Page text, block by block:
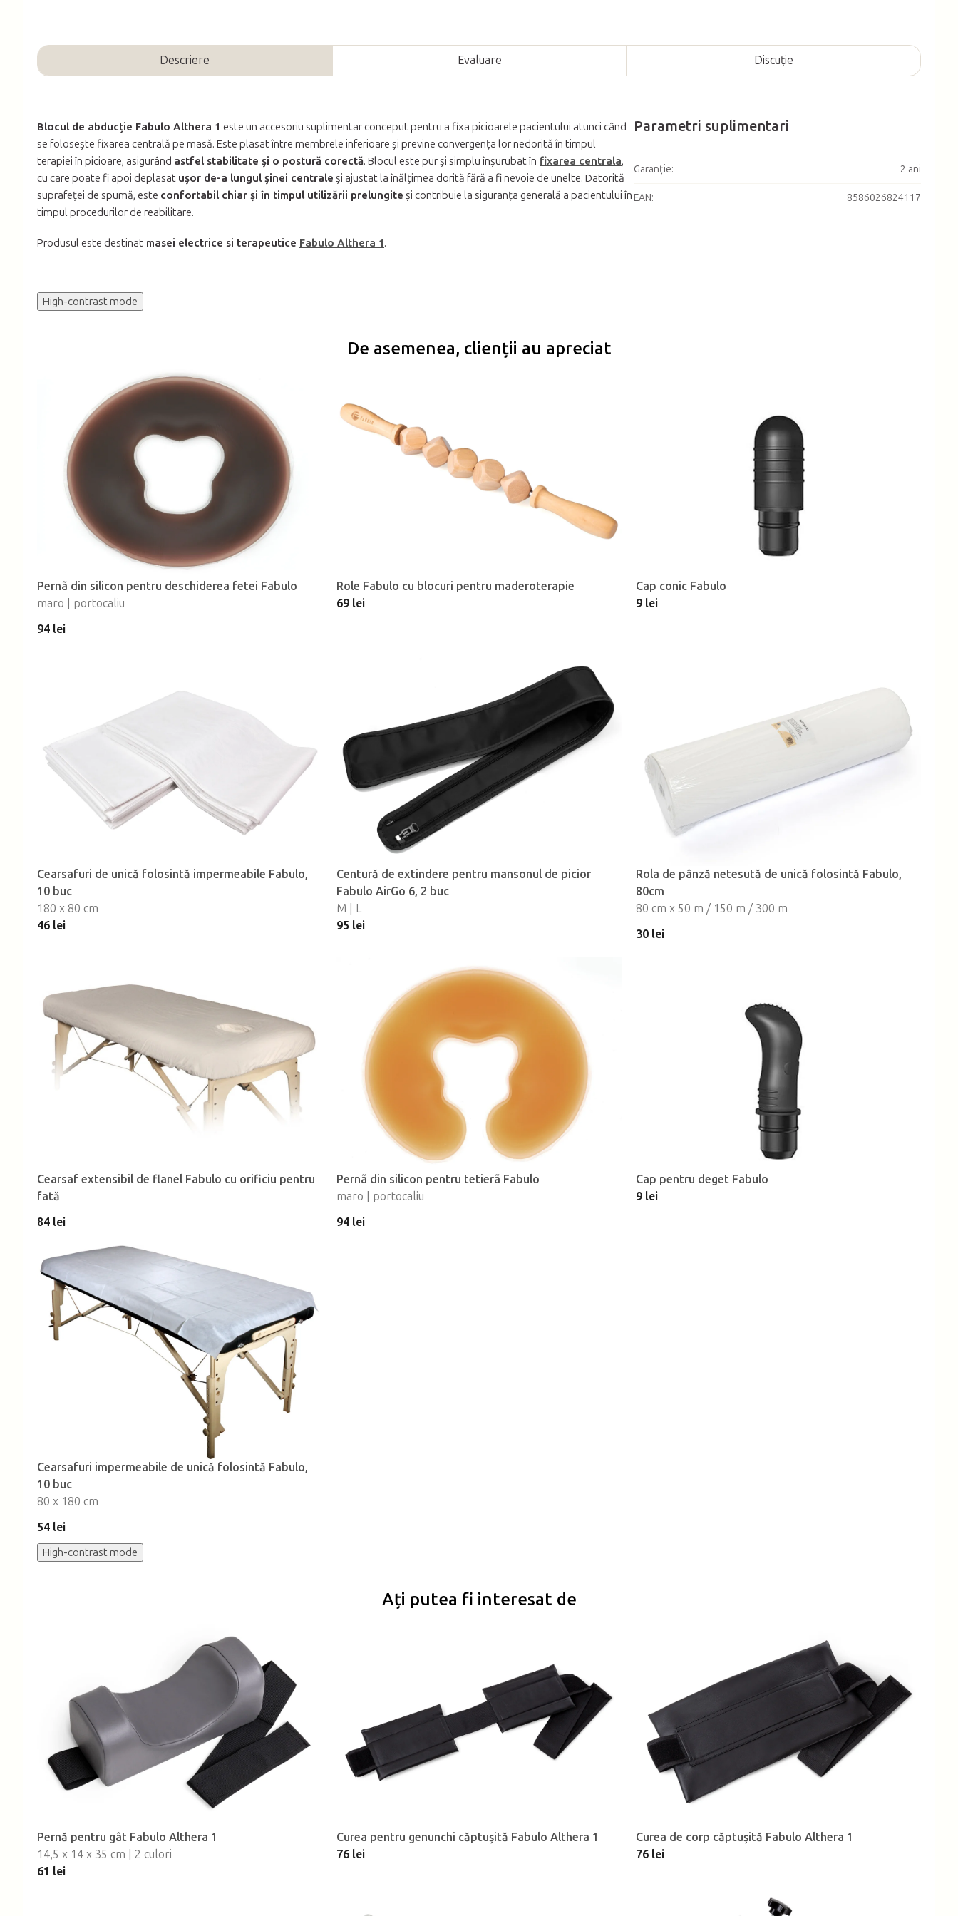
Descriere Evaluare Discuţie
Blocul de abducție Fabulo Althera 1 este un accesoriu suplimentar conceput pentru a fixa picioarele pacientului atunci când
se folosește fixarea centrală pe masă. Este plasat între membrele inferioare și previne convergența lor nedorită în timpul
terapiei în picioare, asigurând astfel stabilitate și o postură corectă. Blocul este pur și simplu înșurubat în fixarea centrala,
cu care poate fi apoi deplasat ușor de-a lungul șinei centrale și ajustat la înălțimea dorită fără a fi nevoie de unelte. Datorită
suprafeței de spumă, este confortabil chiar și în timpul utilizării prelungite și contribuie la siguranța generală a pacientului în
timpul procedurilor de reabilitare.
Produsul este destinat masei electrice si terapeutice Fabulo Althera 1.
Parametri suplimentari
Garanţie: 2 ani
EAN: 8586026824117
High-contrast mode
De asemenea, clienții au apreciat
Pernã din silicon pentru deschiderea fetei Fabulo
maro | portocaliu
94 lei
Role Fabulo cu blocuri pentru maderoterapie
69 lei
Cap conic Fabulo
9 lei
Cearsafuri de unică folosintă impermeabile Fabulo,
10 buc
180 x 80 cm
46 lei
Centură de extindere pentru mansonul de picior
Fabulo AirGo 6, 2 buc
M | L
95 lei
Rola de pânză netesută de unică folosintă Fabulo,
80cm
80 cm x 50 m / 150 m / 300 m
30 lei
Cearsaf extensibil de flanel Fabulo cu orificiu pentru
fată
84 lei
Pernã din silicon pentru tetierã Fabulo
maro | portocaliu
94 lei
Cap pentru deget Fabulo
9 lei
Cearsafuri impermeabile de unică folosintă Fabulo,
10 buc
80 x 180 cm
54 lei
High-contrast mode
Ați putea fi interesat de
Pernă pentru gât Fabulo Althera 1
14,5 x 14 x 35 cm | 2 culori
61 lei
Curea pentru genunchi căptușită Fabulo Althera 1
76 lei
Curea de corp căptușită Fabulo Althera 1
76 lei